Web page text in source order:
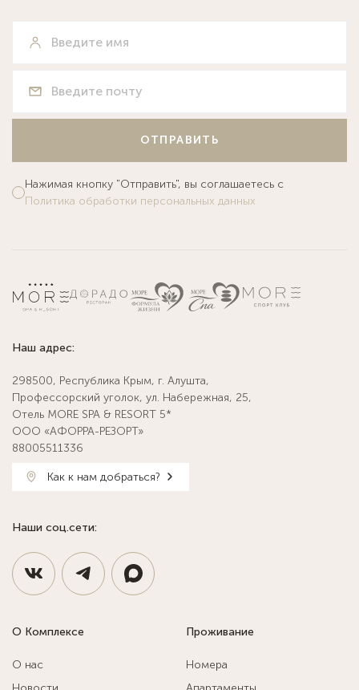
ОТПРАВИТЬ
Нажимая кнопку "Отправить", вы соглашаетесь с
Политика обработки персональных данных
Наш адрес:
298500, Республика Крым, г. Алушта,
Профессорский уголок, ул. Набережная, 25,
Отель MORE SPA & RESORT 5*
ООО «АФОРРА-РЕЗОРТ»
88005511336
Как к нам добраться?
Наши соц.сети:
О Комплексе
О нас
Проживание
Номера